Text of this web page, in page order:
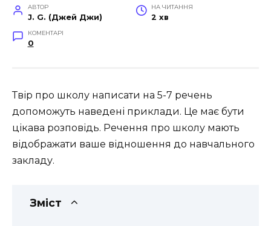
АВТОР
J. G. (Джей Джи)
НА ЧИТАННЯ
2 хв
КОМЕНТАРІ
0
Твір про школу написати на 5-7 речень
допоможуть наведені приклади. Це має бути
цікава розповідь. Речення про школу мають
відображати ваше відношення до навчального
закладу.
Зміст